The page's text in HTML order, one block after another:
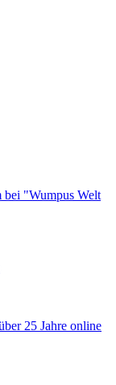
bei "Wumpus Welt
25 Jahre online